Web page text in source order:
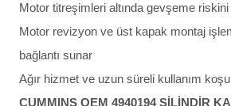
Motor titreşimleri altında gevşeme riskini
Motor revizyon ve üst kapak montaj
bağlantı sunar
Ağır hizmet ve uzun süreli kullanım
CUMMINS OEM 4940194 SİLİNDİR